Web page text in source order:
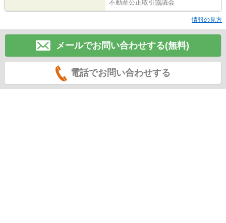
不動産公正取引協議会
情報の見方
メールでお問い合わせする(無料)
電話でお問い合わせする